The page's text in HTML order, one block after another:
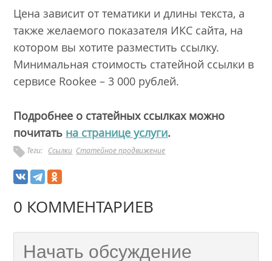
Цена зависит от тематики и длины текста, а
также желаемого показателя ИКС сайта, на
котором вы хотите разместить ссылку.
Минимальная стоимость статейной ссылки в
сервисе Rookee – 3 000 рублей.
Подробнее о статейных ссылках можно
почитать на странице услуги.
Теги: Ссылки Статейное продвижение
0 КОММЕНТАРИЕВ